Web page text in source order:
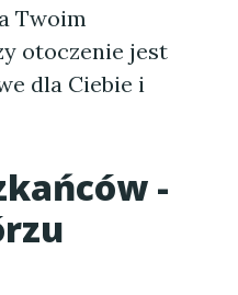
Twoim
otoczenie jest
dla Ciebie i
-